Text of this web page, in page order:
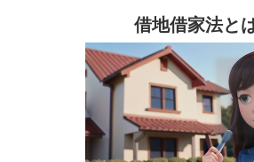
借地借家法と